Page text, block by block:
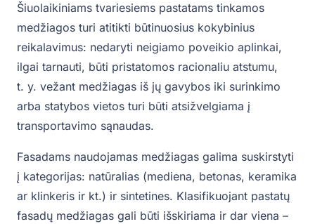
Šiuolaikiniams tvariesiems pastatams tinkamos
medžiagos turi atitikti būtinuosius kokybinius
reikalavimus: nedaryti neigiamo poveikio aplinkai,
ilgai tarnauti, būti pristatomos racionaliu atstumu,
t. y. vežant medžiagas iš jų gavybos iki surinkimo
arba statybos vietos turi būti atsižvelgiama į
transportavimo sąnaudas.
Fasadams naudojamas medžiagas galima suskirstyti
į kategorijas: natūralias (mediena, betonas, keramika
ar klinkeris ir kt.) ir sintetines. Klasifikuojant pastatų
fasadų medžiagas gali būti išskiriama ir dar viena –